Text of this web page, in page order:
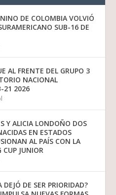
DE COLOMBIA VOLVIÓ
SUB-16 DE
AL FRENTE DEL GRUPO 3
NACIONAL
21 2026
Y ALICIA LONDOÑO DOS
EN ESTADOS
AL PAÍS CON LA
CUP JUNIOR
DEJÓ DE SER PRIORIDAD?